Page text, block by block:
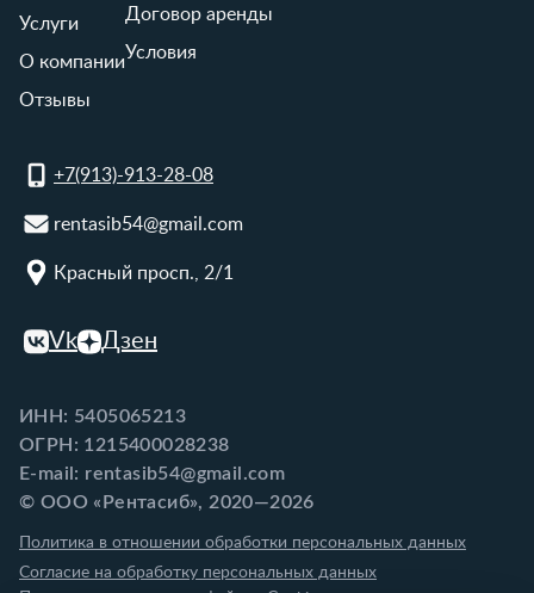
Услуги
О компании
Отзывы
Договор аренды
Условия
+7(913)-913-28-08
rentasib54@gmail.com
Красный просп., 2/1
Vk Дзен
ИНН: 5405065213
ОГРН: 1215400028238
E-mail: rentasib54@gmail.com
© ООО «Рентасиб», 2020—2026
Политика в отношении обработки персональных данных
Согласие на обработку персональных данных